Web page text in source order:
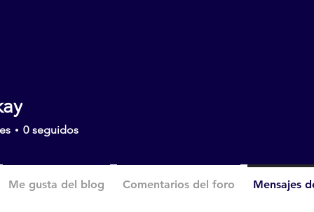
0 seguidos
Me gusta del blog Comentarios del foro Mensajes